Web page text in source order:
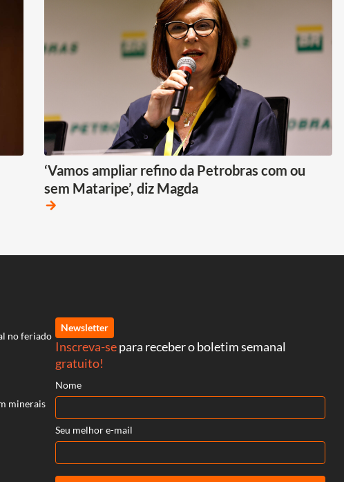
‘Vamos ampliar refino da Petrobras com ou
sem Mataripe’, diz Magda
arrow_forward
no feriado
minerais
Newsletter
Inscreva-separa receber o boletim semanal
gratuito!
Nome
Seu melhor e-mail